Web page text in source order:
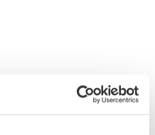
för sin kvalité. Ett